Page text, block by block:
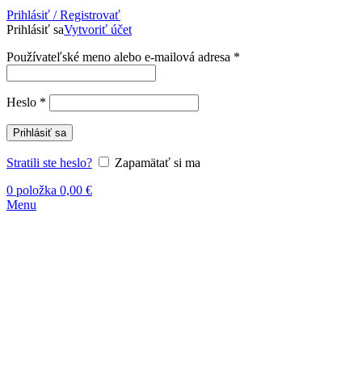
Prihlásiť / Registrovať
Prihlásiť saVytvoriť účet
Používateľské meno alebo e-mailová adresa *
Heslo *
Prihlásiť sa
Stratili ste heslo?
Zapamätať si ma
0 položka 0,00 €
Menu